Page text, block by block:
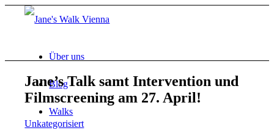
Über uns
Blog
Walks
Jane’s Talk samt Intervention und
Filmscreening am 27. April!
Unkategorisiert